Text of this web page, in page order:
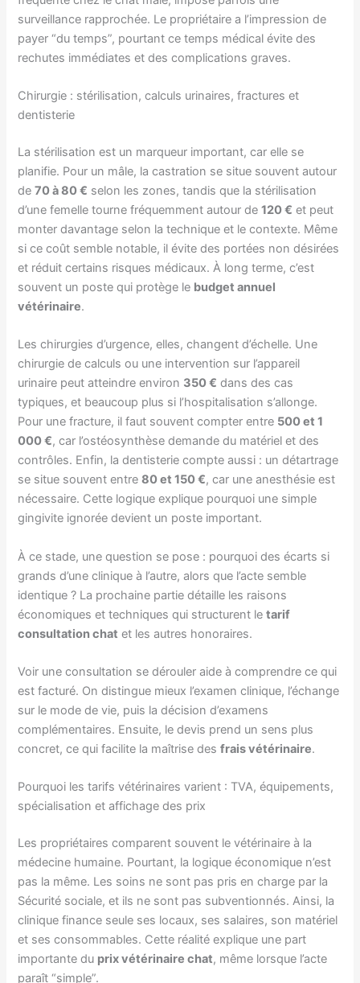
surveillance rapprochée. Le propriétaire a l’impression de
payer “du temps”, pourtant ce temps médical évite des
rechutes immédiates et des complications graves.
Chirurgie : stérilisation, calculs urinaires, fractures et
dentisterie
La stérilisation est un marqueur important, car elle se
planifie. Pour un mâle, la castration se situe souvent autour
de70 à 80 € selon les zones, tandis que la stérilisation
d’une femelle tourne fréquemment autour de120 € et peut
monter davantage selon la technique et le contexte. Même
si ce coût semble notable, il évite des portées non désirées
et réduit certains risques médicaux. À long terme, c’est
souvent un poste qui protège le budget annuel
vétérinaire.
Les chirurgies d’urgence, elles, changent d’échelle. Une
chirurgie de calculs ou une intervention sur l’appareil
urinaire peut atteindre environ 350 € dans des cas
typiques, et beaucoup plus si l’hospitalisation s’allonge.
Pour une fracture, il faut souvent compter entre 500 et 1
000 €, car l’ostéosynthèse demande du matériel et des
contrôles. Enfin, la dentisterie compte aussi : un détartrage
se situe souvent entre80 et 150 €, car une anesthésie est
nécessaire. Cette logique explique pourquoi une simple
gingivite ignorée devient un poste important.
À ce stade, une question se pose : pourquoi des écarts si
grands d’une clinique à l’autre, alors que l’acte semble
identique ? La prochaine partie détaille les raisons
économiques et techniques qui structurent letarif
consultation chat et les autres honoraires.
Voir une consultation se dérouler aide à comprendre ce qui
est facturé. On distingue mieux l’examen clinique, l’échange
sur le mode de vie, puis la décision d’examens
complémentaires. Ensuite, le devis prend un sens plus
concret, ce qui facilite la maîtrise desfrais vétérinaire.
Pourquoi les tarifs vétérinaires varient : TVA, équipements,
spécialisation et affichage des prix
Les propriétaires comparent souvent le vétérinaire à la
médecine humaine. Pourtant, la logique économique n’est
pas la même. Les soins ne sont pas pris en charge par la
Sécurité sociale, et ils ne sont pas subventionnés. Ainsi, la
clinique finance seule ses locaux, ses salaires, son matériel
et ses consommables. Cette réalité explique une part
importante du prix vétérinaire chat, même lorsque l’acte
paraît “simple”.